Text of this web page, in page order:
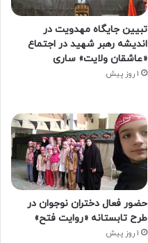
تبیین جایگاه مهدویت در
اندیشه رهبر شهید در اجتماع
«عاشقان ولایت» ساری
1 روز پیش
حضور فعال دختران نوجوان در
طرح تابستانه «روایت فتح»
1 روز پیش